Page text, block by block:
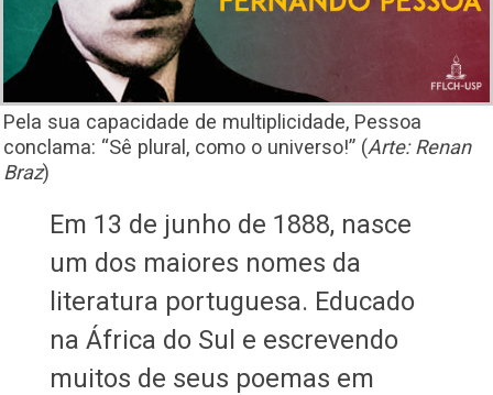
Pela sua capacidade de multiplicidade, Pessoa
conclama: “Sê plural, como o universo!” (Arte: Renan
Braz)
Em 13 de junho de 1888, nasce
um dos maiores nomes da
literatura portuguesa. Educado
na África do Sul e escrevendo
muitos de seus poemas em